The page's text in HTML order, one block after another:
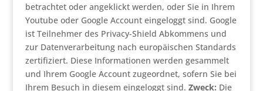
betrachtet oder angeklickt werden, oder Sie in Ihrem
Youtube oder Google Account eingeloggt sind. Google
ist Teilnehmer des Privacy-Shield Abkommens und
zur Datenverarbeitung nach europäischen Standards
zertifiziert. Diese Informationen werden gesammelt
und Ihrem Google Account zugeordnet, sofern Sie bei
Ihrem Besuch in diesem eingeloggt sind. Zweck: Die